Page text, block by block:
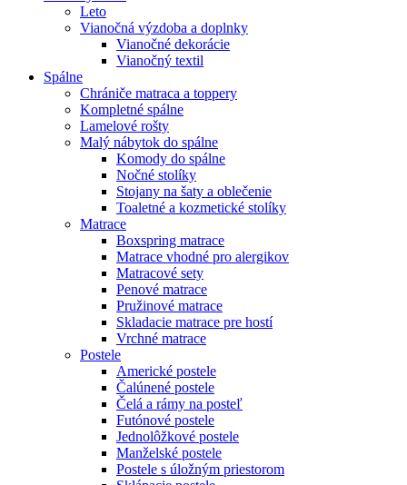
Leto
Vianočná výzdoba a doplnky
Vianočné dekorácie
Vianočný textil
Spálne
Chrániče matraca a toppery
Kompletné spálne
Lamelové rošty
Malý nábytok do spálne
Komody do spálne
Nočné stolíky
Stojany na šaty a oblečenie
Toaletné a kozmetické stolíky
Matrace
Boxspring matrace
Matrace vhodné pro alergikov
Matracové sety
Penové matrace
Pružinové matrace
Skladacie matrace pre hostí
Vrchné matrace
Postele
Americké postele
Čalúnené postele
Čelá a rámy na posteľ
Futónové postele
Jednolôžkové postele
Manželské postele
Postele s úložným priestorom